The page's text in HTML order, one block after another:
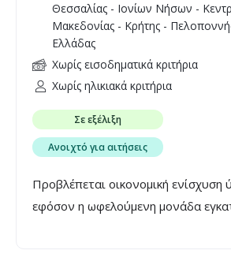
Θεσσαλίας - Ιονίων Νήσων -
Μακεδονίας - Κρήτης -
Ελλάδας
Χωρίς εισοδηματικά κριτήρια
Χωρίς ηλικιακά κριτήρια
Σε εξέλιξη
Ανοιχτό για αιτήσεις
Προβλέπεται οικονομική
εφόσον η ωφελούμενη μονάδα